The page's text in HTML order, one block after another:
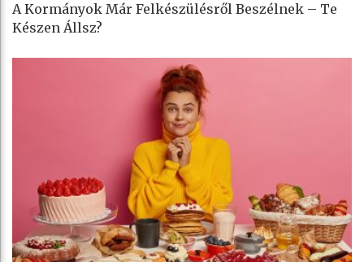
A Kormányok Már Felkészülésről Beszélnek – Te
Készen Állsz?